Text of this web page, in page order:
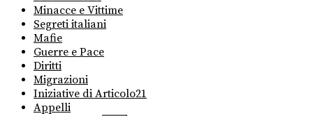
Minacce e Vittime
Segreti italiani
Mafie
Guerre e Pace
Diritti
Migrazioni
Iniziative di Articolo21
Appelli